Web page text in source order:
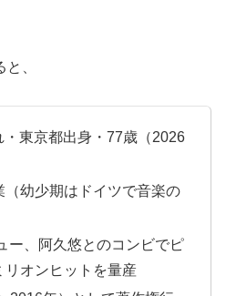
、
東京都出身・77歳（2026
幼少期はドイツで音楽の
ー、阿久悠とのコンビでピ
リオンヒットを量産